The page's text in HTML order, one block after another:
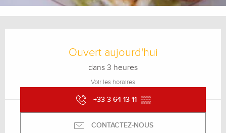
Ouvert aujourd'hui
dans 3 heures
Voir les horaires
+33 3 64 13 11 ▒▒
CONTACTEZ-NOUS